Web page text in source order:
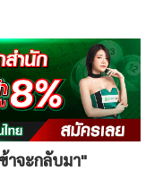
าจะกลับมา"